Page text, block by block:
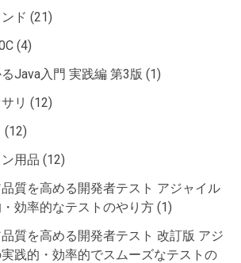
ド (21)
(4)
Java入門 実践編 第3版 (1)
リ (12)
(12)
用品 (12)
質を高める開発者テスト アジャイル
効率的なテストのやり方 (1)
質を高める開発者テスト 改訂版 アジ
践的・効率的でスムーズなテストの